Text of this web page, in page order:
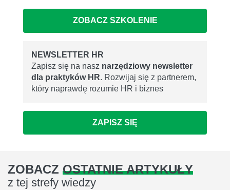
ZOBACZ SZKOLENIE
NEWSLETTER HR
Zapisz się na nasz narzędziowy newsletter
dla praktyków HR. Rozwijaj się z partnerem,
który naprawdę rozumie HR i biznes
ZAPISZ SIĘ
ZOBACZ OSTATNIE ARTYKUŁY
z tej strefy wiedzy